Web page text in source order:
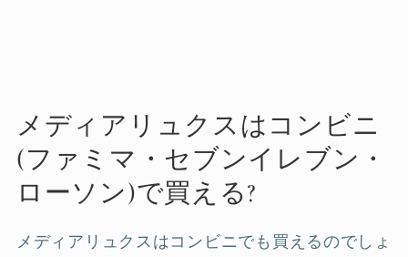
メディアリュクスはコンビニ
(ファミマ・セブンイレブン・
ローソン)で買える?
メディアリュクスはコンビニでも買えるのでしょ